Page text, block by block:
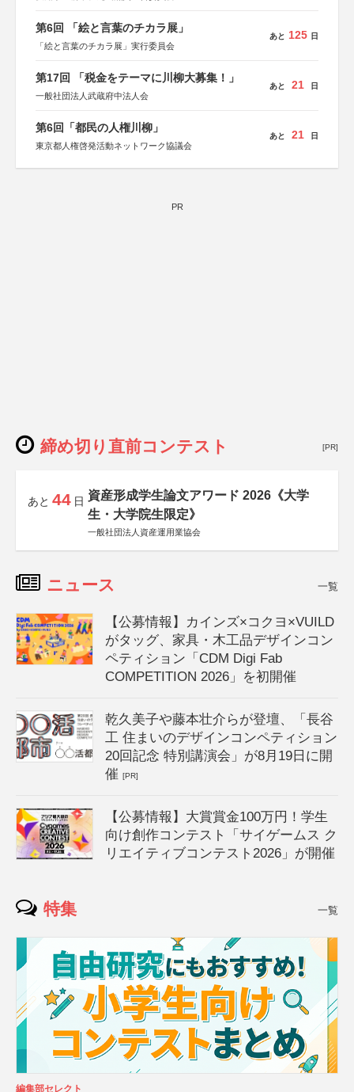
第6回 「絵と言葉のチカラ展」
「絵と言葉のチカラ展」実行委員会
あと 125 日
第17回 「税金をテーマに川柳大募集！」
一般社団法人武蔵府中法人会
あと 21 日
第6回「都民の人権川柳」
東京都人権啓発活動ネットワーク協議会
あと 21 日
PR
締め切り直前コンテスト [PR]
あと 44 日 資産形成学生論文アワード 2026《大学
生・大学院生限定》
一般社団法人資産運用業協会
ニュース 一覧
【公募情報】カインズ×コクヨ×VUILD
がタッグ、家具・木工品デザインコン
ペティション「CDM Digi Fab
COMPETITION 2026」を初開催
乾久美子や藤本壮介らが登壇、「長谷
工 住まいのデザインコンペティション
20回記念 特別講演会」が8月19日に開
催[PR]
【公募情報】大賞賞金100万円！学生
向け創作コンテスト「サイゲームス ク
リエイティブコンテスト2026」が開催
特集 一覧
編集部セレクト